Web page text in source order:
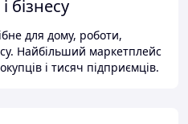
бізнесу
для дому, роботи,
Найбільший маркетплейс
і тисяч підприємців.